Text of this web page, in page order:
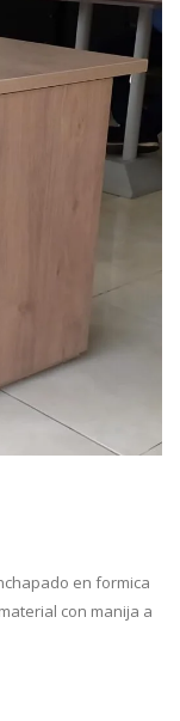
en formica
con manija a